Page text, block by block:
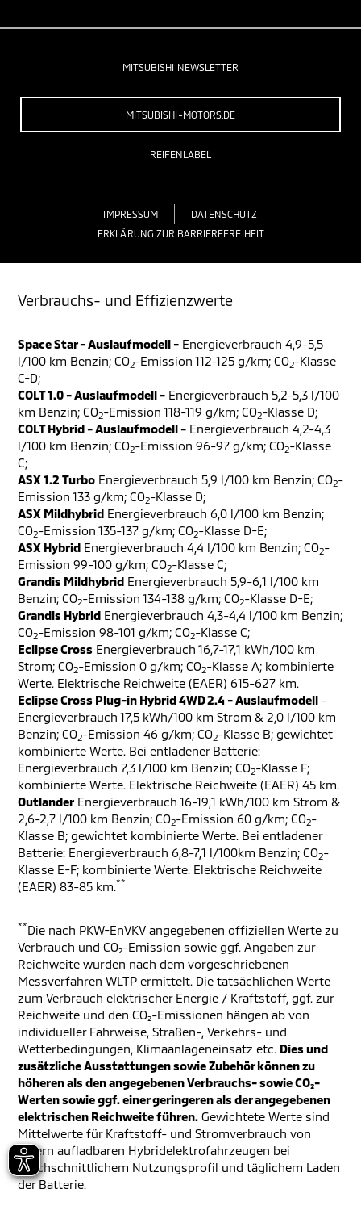
MITSUBISHI NEWSLETTER
MITSUBISHI-MOTORS.DE
REIFENLABEL
IMPRESSUM
DATENSCHUTZ
ERKLÄRUNG ZUR BARRIEREFREIHEIT
Verbrauchs- und Effizienzwerte
Space Star - Auslaufmodell - Energieverbrauch 4,9-5,5
l/100 km Benzin; CO2-Emission 112-125 g/km; CO2-Klasse
C-D;
COLT 1.0 - Auslaufmodell - Energieverbrauch 5,2-5,3 l/100
km Benzin; CO2-Emission 118-119 g/km; CO2-Klasse D;
COLT Hybrid - Auslaufmodell - Energieverbrauch 4,2-4,3
l/100 km Benzin; CO2-Emission 96-97 g/km; CO2-Klasse
C;
ASX 1.2 Turbo Energieverbrauch 5,9 l/100 km Benzin; CO2-
Emission 133 g/km; CO2-Klasse D;
ASX Mildhybrid Energieverbrauch 6,0 l/100 km Benzin;
CO2-Emission 135-137 g/km; CO2-Klasse D-E;
ASX Hybrid Energieverbrauch 4,4 l/100 km Benzin; CO2-
Emission 99-100 g/km; CO2-Klasse C;
Grandis Mildhybrid Energieverbrauch 5,9-6,1 l/100 km
Benzin; CO2-Emission 134-138 g/km; CO2-Klasse D-E;
Grandis Hybrid Energieverbrauch 4,3-4,4 l/100 km Benzin;
CO2-Emission 98-101 g/km; CO2-Klasse C;
Eclipse Cross Energieverbrauch 16,7-17,1 kWh/100 km
Strom; CO2-Emission 0 g/km; CO2-Klasse A; kombinierte
Werte. Elektrische Reichweite (EAER) 615-627 km.
Eclipse Cross Plug-in Hybrid 4WD 2.4 - Auslaufmodell -
Energieverbrauch 17,5 kWh/100 km Strom & 2,0 l/100 km
Benzin; CO2-Emission 46 g/km; CO2-Klasse B; gewichtet
kombinierte Werte. Bei entladener Batterie:
Energieverbrauch 7,3 l/100 km Benzin; CO2-Klasse F;
kombinierte Werte. Elektrische Reichweite (EAER) 45 km.
Outlander Energieverbrauch 16-19,1 kWh/100 km Strom &
2,6-2,7 l/100 km Benzin; CO2-Emission 60 g/km; CO2-
Klasse B; gewichtet kombinierte Werte. Bei entladener
Batterie: Energieverbrauch 6,8-7,1 l/100km Benzin; CO2-
Klasse E-F; kombinierte Werte. Elektrische Reichweite
(EAER) 83-85 km.**
**Die nach PKW-EnVKV angegebenen offiziellen Werte zu
Verbrauch und CO₂-Emission sowie ggf. Angaben zur
Reichweite wurden nach dem vorgeschriebenen
Messverfahren WLTP ermittelt. Die tatsächlichen Werte
zum Verbrauch elektrischer Energie / Kraftstoff, ggf. zur
Reichweite und den CO₂-Emissionen hängen ab von
individueller Fahrweise, Straßen-, Verkehrs- und
Wetterbedingungen, Klimaanlageneinsatz etc. Dies und
zusätzliche Ausstattungen sowie Zubehör können zu
höheren als den angegebenen Verbrauchs- sowie CO₂-
Werten sowie ggf. einer geringeren als der angegebenen
elektrischen Reichweite führen. Gewichtete Werte sind
Mittelwerte für Kraftstoff- und Stromverbrauch von
extern aufladbaren Hybridelektrofahrzeugen bei
durchschnittlichem Nutzungsprofil und täglichem Laden
der Batterie.